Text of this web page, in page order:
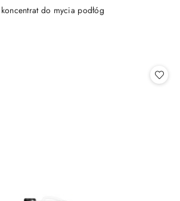
do mycia podłóg